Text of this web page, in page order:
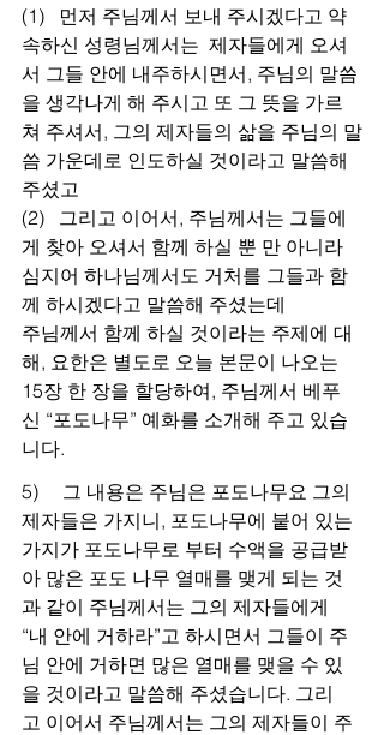
(1)   먼저 주님께서 보내 주시겠다고 약
속하신 성령님께서는  제자들에게 오셔
서 그들 안에 내주하시면서, 주님의 말씀
을 생각나게 해 주시고 또 그 뜻을 가르
쳐 주셔서, 그의 제자들의 삶을 주님의 말
씀 가운데로 인도하실 것이라고 말씀해
주셨고
(2)   그리고 이어서, 주님께서는 그들에
게 찾아 오셔서 함께 하실 뿐 만 아니라
심지어 하나님께서도 거처를 그들과 함
께 하시겠다고 말씀해 주셨는데
주님께서 함께 하실 것이라는 주제에 대
해, 요한은 별도로 오늘 본문이 나오는
15장 한 장을 할당하여, 주님께서 베푸
신 “포도나무” 예화를 소개해 주고 있습
니다.
5)     그 내용은 주님은 포도나무요 그의
제자들은 가지니, 포도나무에 붙어 있는
가지가 포도나무로 부터 수액을 공급받
아 많은 포도 나무 열매를 맺게 되는 것
과 같이 주님께서는 그의 제자들에게
“내 안에 거하라”고 하시면서 그들이 주
님 안에 거하면 많은 열매를 맺을 수 있
을 것이라고 말씀해 주셨습니다. 그리
고 이어서 주님께서는 그의 제자들이 주